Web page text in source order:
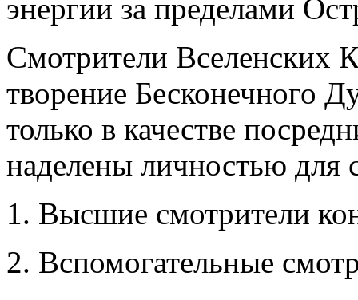
энергии за пределами
Смотрители Вселенских
творение Бесконечного
только в качестве
наделены личностью для
1. Высшие смотрители
2. Вспомогательные